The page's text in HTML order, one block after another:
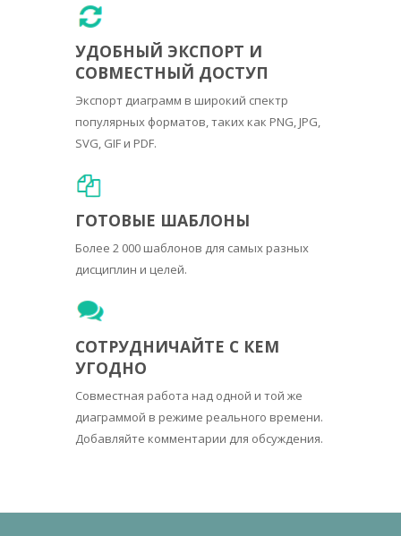
УДОБНЫЙ ЭКСПОРТ И
СОВМЕСТНЫЙ ДОСТУП
Экспорт диаграмм в широкий спектр
популярных форматов, таких как PNG, JPG,
SVG, GIF и PDF.
ГОТОВЫЕ ШАБЛОНЫ
Более 2 000 шаблонов для самых разных
дисциплин и целей.
СОТРУДНИЧАЙТЕ С КЕМ
УГОДНО
Совместная работа над одной и той же
диаграммой в режиме реального времени.
Добавляйте комментарии для обсуждения.